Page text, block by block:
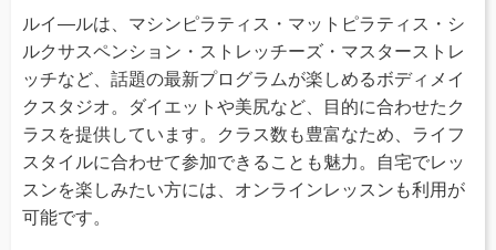
ルイ―ルは、マシンピラティス・マットピラティス・シ
ルクサスペンション・ストレッチーズ・マスターストレ
ッチなど、話題の最新プログラムが楽しめるボディメイ
クスタジオ。ダイエットや美尻など、目的に合わせたク
ラスを提供しています。クラス数も豊富なため、ライフ
スタイルに合わせて参加できることも魅力。自宅でレッ
スンを楽しみたい方には、オンラインレッスンも利用が
可能です。